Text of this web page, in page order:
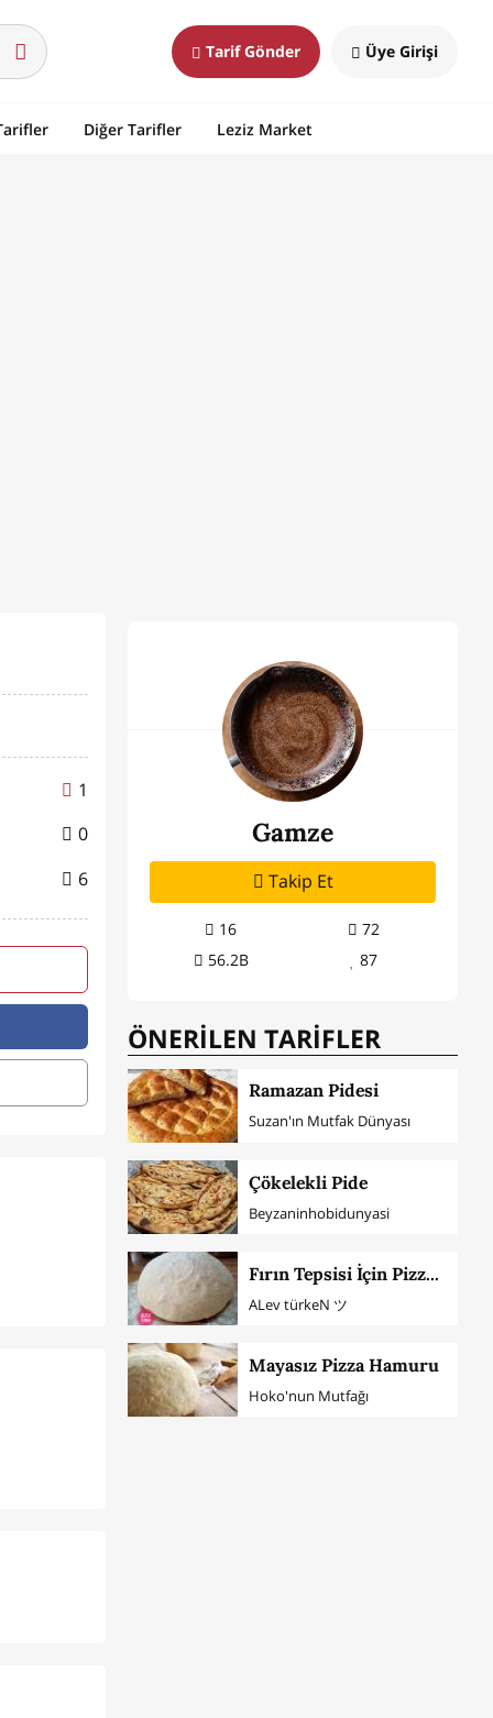
Tarif Gönder Üye Girişi
Diğer Tarifler Leziz Market
1
0
6
Gamze
Takip Et
16
72
56.2B
87
ÖNERİLEN TARİFLER
Ramazan Pidesi
Suzan'ın Mutfak Dünyası
Çökelekli Pide
Beyzaninhobidunyasi
Fırın Tepsisi İçin Pizza Hamuru (Tam Ölçü)
ALev türkeN ツ
Mayasız Pizza Hamuru
Hoko'nun Mutfağı